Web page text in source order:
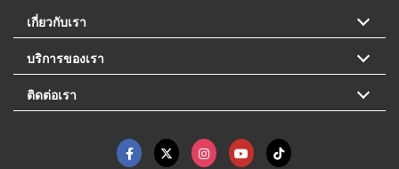
เกี่ยวกับเรา
บริการของเรา
ติดต่อเรา